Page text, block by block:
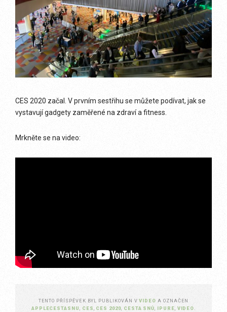
CES 2020 začal. V prvním sestřihu se můžete podívat, jak se
vystavují gadgety zaměřené na zdraví a fitness.
Mrkněte se na video:
TENTO PŘÍSPĚVEK BYL PUBLIKOVÁN VVIDEO A OZNAČEN
APPLECESTASNU, CES, CES 2020, CESTA SNŮ, IPURE, VIDEO.